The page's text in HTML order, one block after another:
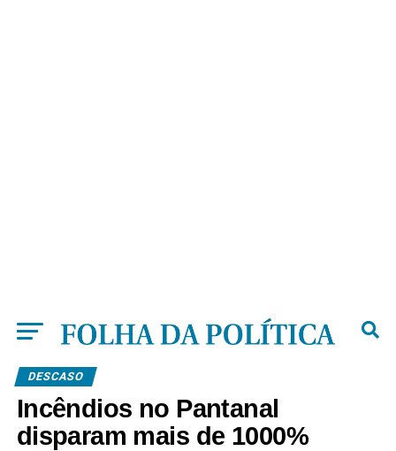
DESCASO
Incêndios no Pantanal
disparam mais de 1000%